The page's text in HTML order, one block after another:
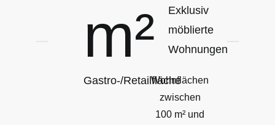
m²
Gastro-/Retailfläche
Exklusiv
möblierte
Wohnungen
Wohnflächen
zwischen
100 m² und